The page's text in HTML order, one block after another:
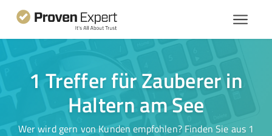
1 Treffer für Zauberer in
Haltern am See
Wer wird gern von Kunden empfohlen? Finden Sie aus 1